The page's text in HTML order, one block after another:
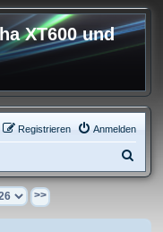
XT600 und
Anmelden
Registrieren
u
h
>>